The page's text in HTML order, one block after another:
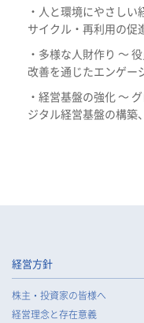
・人と環境にやさしい
サイクル・再利用の促
・多様な人財作り ～
改善を通じたエンゲー
・経営基盤の強化 ～
ジタル経営基盤の構築
経営方針
株主・投資家の皆様へ
経営理念と存在意義